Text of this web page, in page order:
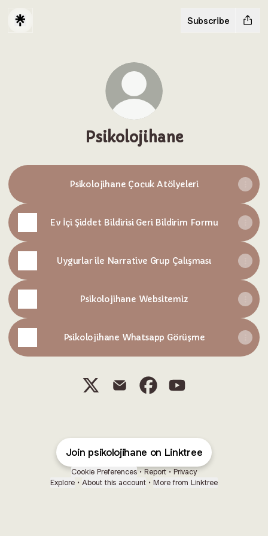
Subscribe
Psikolojihane
Psikolojihane Çocuk Atölyeleri
Ev İçi Şiddet Bildirisi Geri Bildirim Formu
Uygurlar ile Narrative Grup Çalışması
Psikolojihane Websitemiz
Psikolojihane Whatsapp Görüşme
Join psikolojihane on Linktree
Cookie Preferences • Report • Privacy
Explore • About this account • More from Linktree